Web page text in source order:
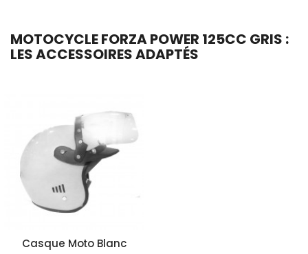
MOTOCYCLE FORZA POWER 125CC GRIS :
LES ACCESSOIRES ADAPTÉS
Casque Moto Blanc